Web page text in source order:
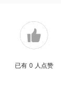
已有 0 人点赞